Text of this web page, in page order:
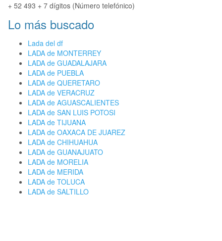
+ 52 493 + 7 dígitos (Número telefónico)
Lo más buscado
Lada del df
LADA de MONTERREY
LADA de GUADALAJARA
LADA de PUEBLA
LADA de QUERETARO
LADA de VERACRUZ
LADA de AGUASCALIENTES
LADA de SAN LUIS POTOSI
LADA de TIJUANA
LADA de OAXACA DE JUAREZ
LADA de CHIHUAHUA
LADA de GUANAJUATO
LADA de MORELIA
LADA de MERIDA
LADA de TOLUCA
LADA de SALTILLO